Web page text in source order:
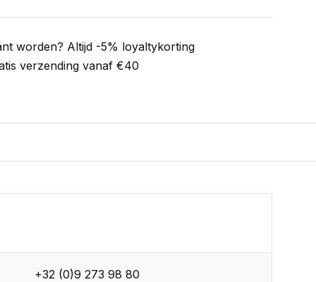
worden? Altijd -5% loyaltykorting
verzending vanaf €40
+32 (0)9 273 98 80